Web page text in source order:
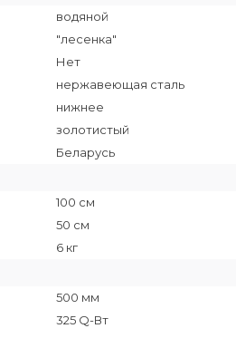
водяной
"лесенка"
Нет
нержавеющая сталь
нижнее
золотистый
Беларусь
100 см
50 см
6 кг
500 мм
325 Q-Вт